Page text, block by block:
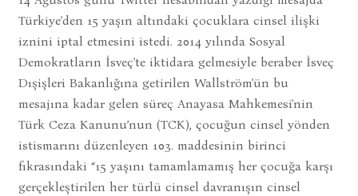
Türkiye'den 15 yaşın altındaki çocuklara cinsel ilişki
iznini iptal etmesini istedi. 2014 yılında Sosyal
Demokratların İsveç'te iktidara gelmesiyle beraber İsveç
Dışişleri Bakanlığına getirilen Wallström'ün bu
mesajına kadar gelen süreç Anayasa Mahkemesi'nin
Türk Ceza Kanunu’nun (TCK), çocuğun cinsel yönden
istismarını düzenleyen 103. maddesinin birinci
fıkrasındaki “15 yaşını tamamlamamış her çocuğa karşı
gerçekleştirilen her türlü cinsel davranışın cinsel